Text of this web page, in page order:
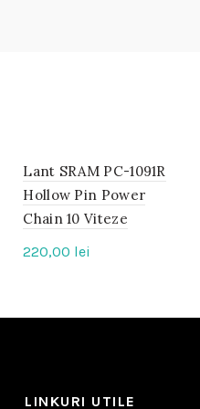
IN
STOC
Lant SRAM PC-1091R
Hollow Pin Power
Chain 10 Viteze
220,00 lei
LINKURI UTILE